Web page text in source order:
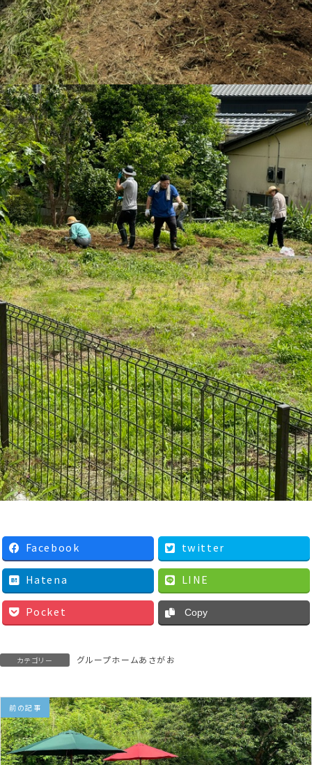
Facebook twitter
Hatena LINE
Pocket Copy
カテゴリー グループホームあさがお
前の記事